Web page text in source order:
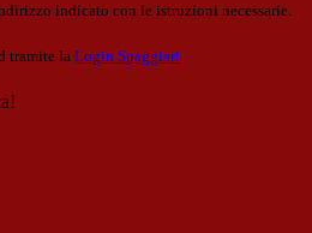
indicato con le istruzioni necessarie.
tramite la Login Spaggiari